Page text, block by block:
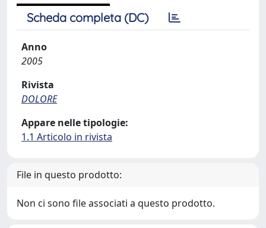
Scheda completa (DC)
Anno
2005
Rivista
DOLORE
Appare nelle tipologie:
1.1 Articolo in rivista
File in questo prodotto:
Non ci sono file associati a questo prodotto.